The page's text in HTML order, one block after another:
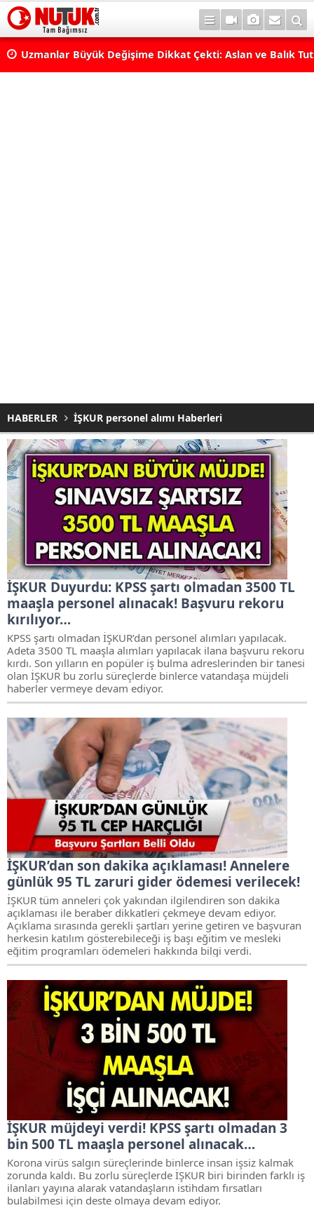
Uzmanlar Büyük Değişime Dikkat Çekti: Aslan ve Balık
HABERLER İŞKUR personel alımı Haberleri
İŞKUR Duyurdu: KPSS şartı olmadan 3500 TL
maaşla personel alınacak! Başvuru rekoru
kırılıyor…
KPSS şartı olmadan İŞKUR’dan personel alımları yapılacak.
Adeta 3500 TL maaşla alımları yapılacak ilana başvuru rekoru
kırdı. Son yılların en popüler iş bulma adreslerinden bir tanesi
olan İŞKUR bu zorlu süreçlerde binlerce vatandaşa müjdeli
haberler vermeye devam ediyor.
İŞKUR’dan son dakika açıklaması! Annelere
günlük 95 TL zaruri gider ödemesi verilecek!
İŞKUR tüm anneleri çok yakından ilgilendiren son dakika
açıklaması ile beraber dikkatleri çekmeye devam ediyor.
Açıklama sırasında gerekli şartları yerine getiren ve başvuran
herkesin katılım gösterebileceği iş başı eğitim ve mesleki
eğitim programları ödemeleri hakkında bilgi verdi.
İŞKUR müjdeyi verdi! KPSS şartı olmadan 3
bin 500 TL maaşla personel alınacak…
Korona virüs salgın süreçlerinde binlerce insan işsiz kalmak
zorunda kaldı. Bu zorlu süreçlerde İŞKUR biri birinden farklı iş
ilanları yayına alarak vatandaşların istihdam fırsatları
bulabilmesi için deste olmaya devam ediyor.